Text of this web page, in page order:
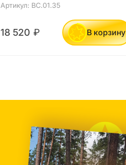
Артикул: ВС.01.35
18 520 ₽ В корзину